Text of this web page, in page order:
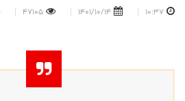
10:37
1401/10/14
47105